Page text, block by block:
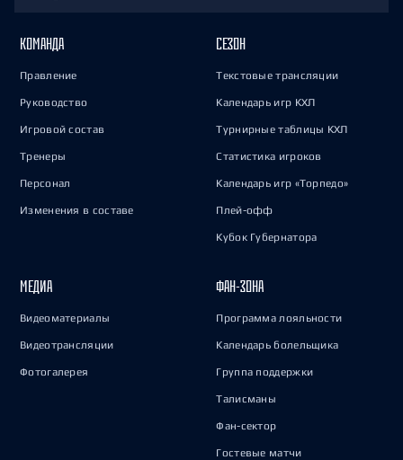
КОМАНДА
Правление
Руководство
Игровой состав
Тренеры
Персонал
Изменения в составе
СЕЗОН
Текстовые трансляции
Календарь игр КХЛ
Турнирные таблицы КХЛ
Статистика игроков
Календарь игр «Торпедо»
Плей-офф
Кубок Губернатора
МЕДИА
Видеоматериалы
Видеотрансляции
Фотогалерея
ФАН-ЗОНА
Программа лояльности
Календарь болельщика
Группа поддержки
Талисманы
Фан-сектор
Гостевые матчи